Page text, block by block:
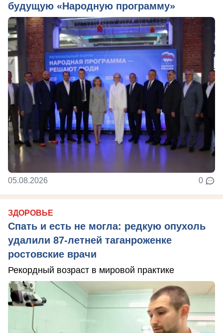
будущую «Народную программу»
05.08.2026 0
ЗДОРОВЬЕ
Спать и есть не могла: редкую опухоль
удалили 87-летней таганроженке
ростовские врачи
Рекордный возраст в мировой практике